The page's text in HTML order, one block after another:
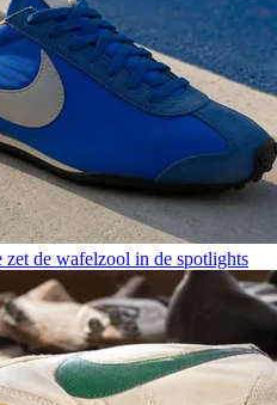
de wafelzool in de spotlights